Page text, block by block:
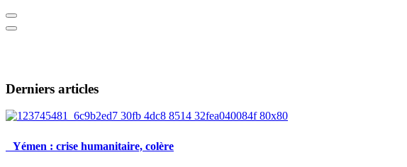
Derniers articles
Yémen : crise humanitaire, colère